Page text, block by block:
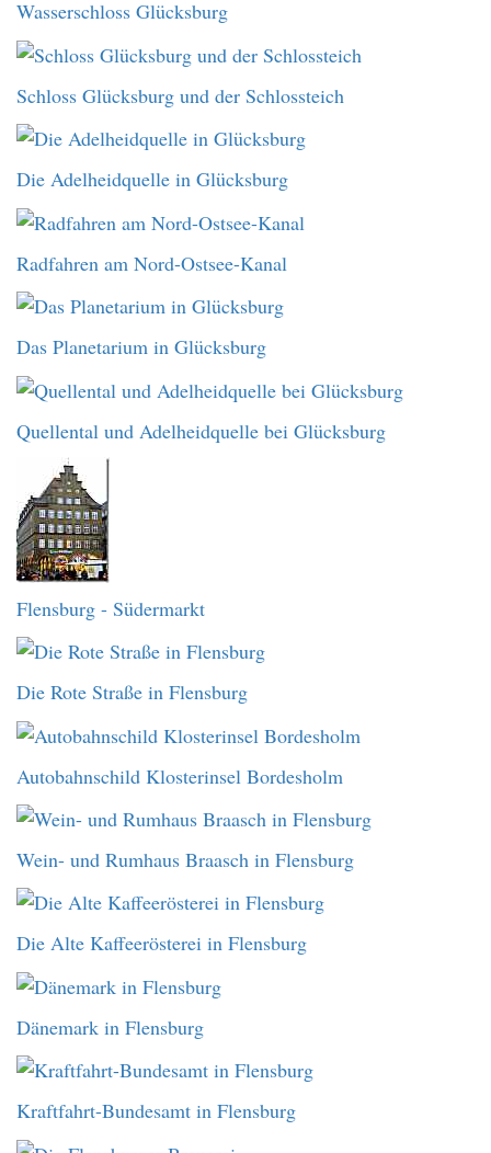
Wasserschloss Glücksburg
Schloss Glücksburg und der Schlossteich
Die Adelheidquelle in Glücksburg
Radfahren am Nord-Ostsee-Kanal
Das Planetarium in Glücksburg
Quellental und Adelheidquelle bei Glücksburg
Flensburg - Südermarkt
Die Rote Straße in Flensburg
Autobahnschild Klosterinsel Bordesholm
Wein- und Rumhaus Braasch in Flensburg
Die Alte Kaffeerösterei in Flensburg
Dänemark in Flensburg
Kraftfahrt-Bundesamt in Flensburg